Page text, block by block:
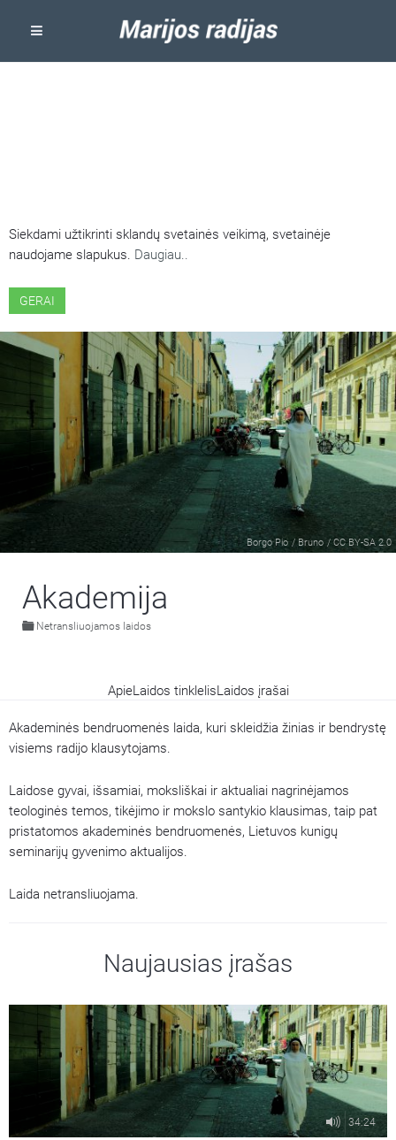
Siekdami užtikrinti sklandų svetainės veikimą, svetainėje
naudojame slapukus. Daugiau..
GERAI
Borgo Pio / Bruno / CC BY-SA 2.0
Akademija
Netransliuojamos laidos
ApieLaidos tinklelisLaidos įrašai
Akademinės bendruomenės laida, kuri skleidžia žinias ir bendrystę
visiems radijo klausytojams.
Laidose gyvai, išsamiai, moksliškai ir aktualiai nagrinėjamos
teologinės temos, tikėjimo ir mokslo santykio klausimas, taip pat
pristatomos akademinės bendruomenės, Lietuvos kunigų
seminarijų gyvenimo aktualijos.
Laida netransliuojama.
Naujausias įrašas
34:24